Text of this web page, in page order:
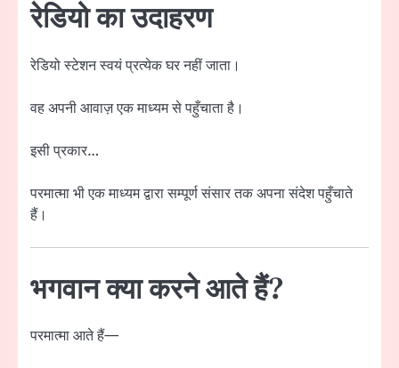
रेडियो का उदाहरण
रेडियो स्टेशन स्वयं प्रत्येक घर नहीं जाता।
वह अपनी आवाज़ एक माध्यम से पहुँचाता है।
इसी प्रकार…
परमात्मा भी एक माध्यम द्वारा सम्पूर्ण संसार तक अपना संदेश पहुँचाते
हैं।
भगवान क्या करने आते हैं?
परमात्मा आते हैं—